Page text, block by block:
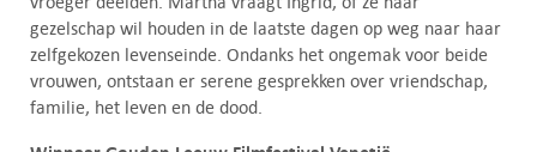
gezelschap wil houden in de laatste dagen op weg naar haar
zelfgekozen levenseinde. Ondanks het ongemak voor beide
vrouwen, ontstaan er serene gesprekken over vriendschap,
familie, het leven en de dood.